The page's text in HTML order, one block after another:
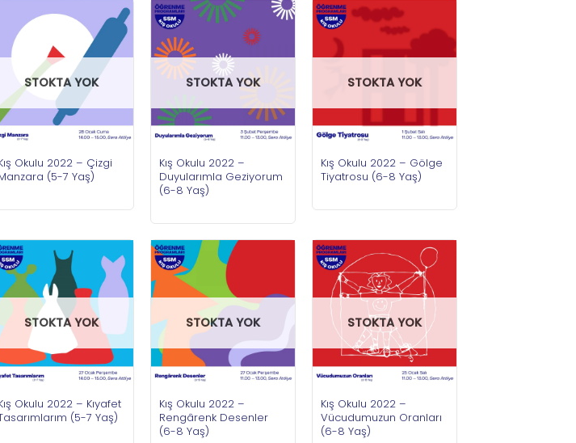
STOKTA YOK
Okulu 2022 – Çizgi
(5-7 Yaş)
STOKTA YOK
Kış Okulu 2022 –
Duyularımla Geziyorum
(6-8 Yaş)
STOKTA YOK
Kış Okulu 2022 – Gölge
Tiyatrosu (6-8 Yaş)
STOKTA YOK
Okulu 2022 – Kıyafet
(5-7 Yaş)
STOKTA YOK
Kış Okulu 2022 –
Rengârenk Desenler
(6-8 Yaş)
STOKTA YOK
Kış Okulu 2022 –
Vücudumuzun Oranları
(6-8 Yaş)